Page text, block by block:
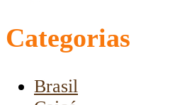
Categorias
Brasil